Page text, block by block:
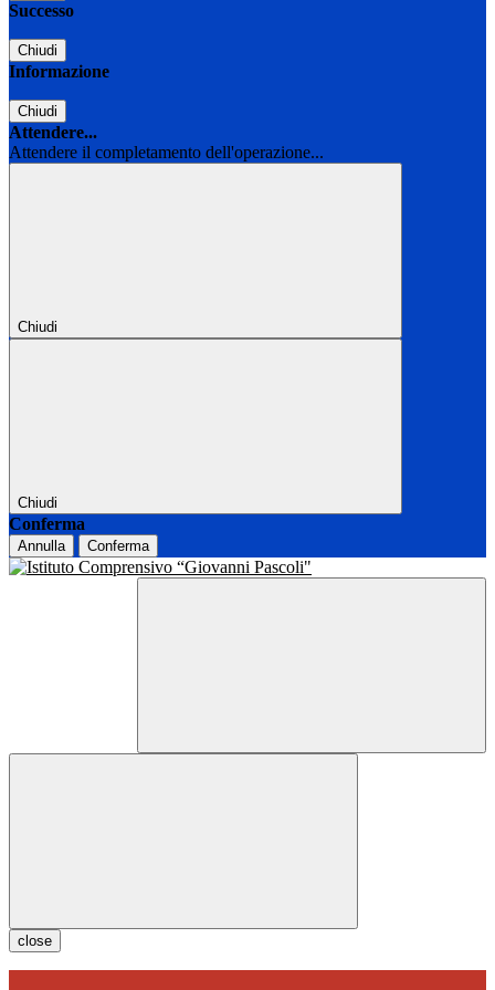
Successo
Chiudi
Informazione
Chiudi
Attendere...
Attendere il completamento dell'operazione...
Chiudi
Chiudi
Conferma
Annulla Conferma
close